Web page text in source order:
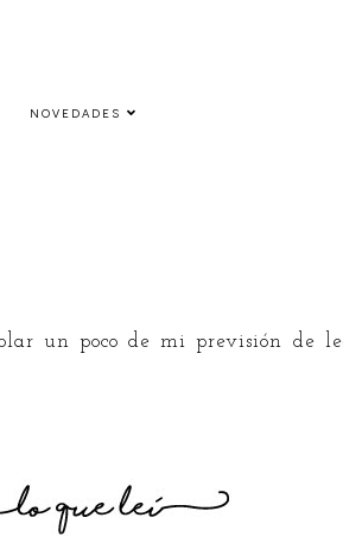
NOVEDADES
un poco de mi previsión de